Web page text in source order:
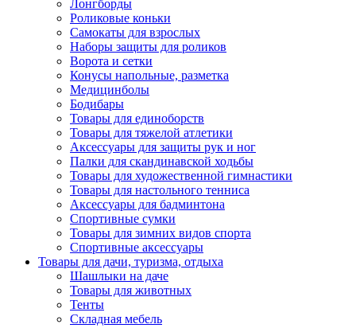
Лонгборды
Роликовые коньки
Самокаты для взрослых
Наборы защиты для роликов
Ворота и сетки
Конусы напольные, разметка
Медицинболы
Бодибары
Товары для единоборств
Товары для тяжелой атлетики
Аксессуары для защиты рук и ног
Палки для скандинавской ходьбы
Товары для художественной гимнастики
Товары для настольного тенниса
Аксессуары для бадминтона
Спортивные сумки
Товары для зимних видов спорта
Спортивные аксессуары
Товары для дачи, туризма, отдыха
Шашлыки на даче
Товары для животных
Тенты
Складная мебель